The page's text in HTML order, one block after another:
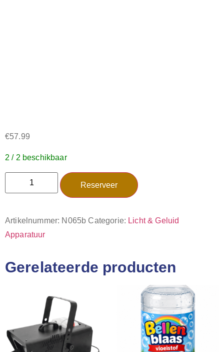
€57.99
2 / 2 beschikbaar
Reserveer
Artikelnummer: N065b Categorie: Licht & Geluid
Apparatuur
Gerelateerde producten